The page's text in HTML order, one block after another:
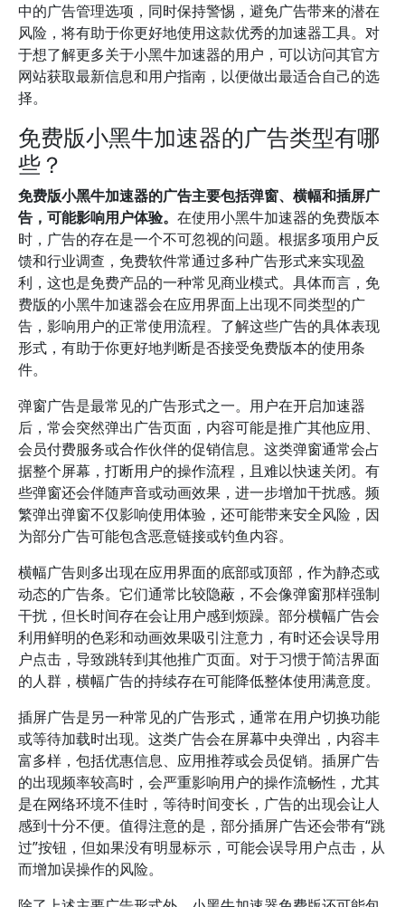
中的广告管理选项，同时保持警惕，避免广告带来的潜在
风险，将有助于你更好地使用这款优秀的加速器工具。对
于想了解更多关于小黑牛加速器的用户，可以访问其官方
网站获取最新信息和用户指南，以便做出最适合自己的选
择。
免费版小黑牛加速器的广告类型有哪
些？
免费版小黑牛加速器的广告主要包括弹窗、横幅和插屏广
告，可能影响用户体验。 在使用小黑牛加速器的免费版本
时，广告的存在是一个不可忽视的问题。根据多项用户反
馈和行业调查，免费软件常通过多种广告形式来实现盈
利，这也是免费产品的一种常见商业模式。具体而言，免
费版的小黑牛加速器会在应用界面上出现不同类型的广
告，影响用户的正常使用流程。了解这些广告的具体表现
形式，有助于你更好地判断是否接受免费版本的使用条
件。
弹窗广告是最常见的广告形式之一。用户在开启加速器
后，常会突然弹出广告页面，内容可能是推广其他应用、
会员付费服务或合作伙伴的促销信息。这类弹窗通常会占
据整个屏幕，打断用户的操作流程，且难以快速关闭。有
些弹窗还会伴随声音或动画效果，进一步增加干扰感。频
繁弹出弹窗不仅影响使用体验，还可能带来安全风险，因
为部分广告可能包含恶意链接或钓鱼内容。
横幅广告则多出现在应用界面的底部或顶部，作为静态或
动态的广告条。它们通常比较隐蔽，不会像弹窗那样强制
干扰，但长时间存在会让用户感到烦躁。部分横幅广告会
利用鲜明的色彩和动画效果吸引注意力，有时还会误导用
户点击，导致跳转到其他推广页面。对于习惯于简洁界面
的人群，横幅广告的持续存在可能降低整体使用满意度。
插屏广告是另一种常见的广告形式，通常在用户切换功能
或等待加载时出现。这类广告会在屏幕中央弹出，内容丰
富多样，包括优惠信息、应用推荐或会员促销。插屏广告
的出现频率较高时，会严重影响用户的操作流畅性，尤其
是在网络环境不佳时，等待时间变长，广告的出现会让人
感到十分不便。值得注意的是，部分插屏广告还会带有“跳
过”按钮，但如果没有明显标示，可能会误导用户点击，从
而增加误操作的风险。